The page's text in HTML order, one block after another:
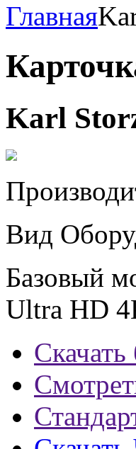
Главная
Karl
Вид
Базовый
Ultra HD